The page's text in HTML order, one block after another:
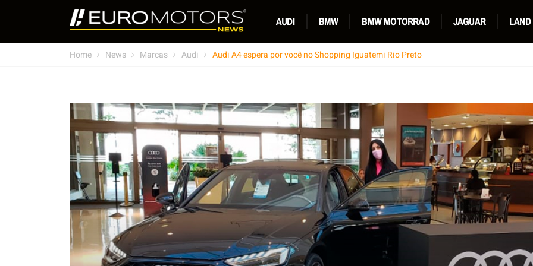
AUDI BMW BMW MOTORRAD JAGUAR
Home
News Marcas Audi Audi A4 espera por você no Shopping Iguatemi Rio Preto